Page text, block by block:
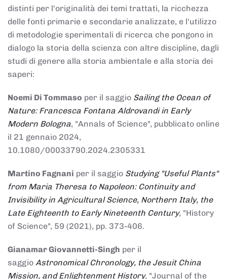
distinti per l'originalità dei temi trattati, la ricchezza
delle fonti primarie e secondarie analizzate, e l'utilizzo
di metodologie sperimentali di ricerca che pongono in
dialogo la storia della scienza con altre discipline, dagli
studi di genere alla storia ambientale e alla storia dei
saperi:
Noemi Di Tommaso per il saggio Sailing the Ocean of
Nature: Francesca Fontana Aldrovandi in Early
Modern Bologna, "Annals of Science", pubblicato online
il 21 gennaio 2024,
10.1080/00033790.2024.2305331
Martino Fagnani per il saggio Studying "Useful Plants"
from Maria Theresa to Napoleon: Continuity and
Invisibility in Agricultural Science, Northern Italy, the
Late Eighteenth to Early Nineteenth Century, "History
of Science", 59 (2021), pp. 373-406.
Gianamar Giovannetti-Singh per il
saggio Astronomical Chronology, the Jesuit China
Mission, and Enlightenment History, "Journal of the